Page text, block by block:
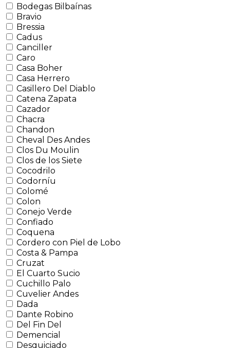
Bodegas Bilbaínas
Bravio
Bressia
Cadus
Canciller
Caro
Casa Boher
Casa Herrero
Casillero Del Diablo
Catena Zapata
Cazador
Chacra
Chandon
Cheval Des Andes
Clos Du Moulin
Clos de los Siete
Cocodrilo
Codorníu
Colomé
Colon
Conejo Verde
Confiado
Coquena
Cordero con Piel de Lobo
Costa & Pampa
Cruzat
El Cuarto Sucio
Cuchillo Palo
Cuvelier Andes
Dada
Dante Robino
Del Fin Del
Demencial
Desquiciado